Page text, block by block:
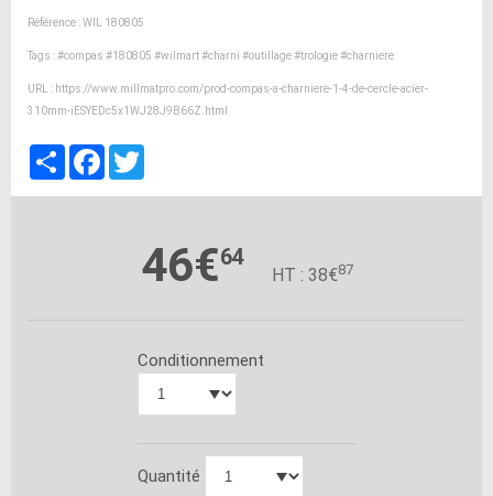
Référence : WIL 180805
Tags :#compas #180805 #wilmart#charni #outillage#trologie#charniere
URL : https://www.millmatpro.com/prod-compas-a-charniere-1-4-de-cercle-acier-
310mm-iESYEDc5x1WJ28J9B66Z.html
PartagerFacebook
46€64
HT : 38€87
Conditionnement
Quantité